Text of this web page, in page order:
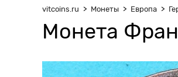
vitcoins.ru Монеты Европа
Монета